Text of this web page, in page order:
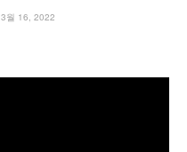
3월 16, 2022